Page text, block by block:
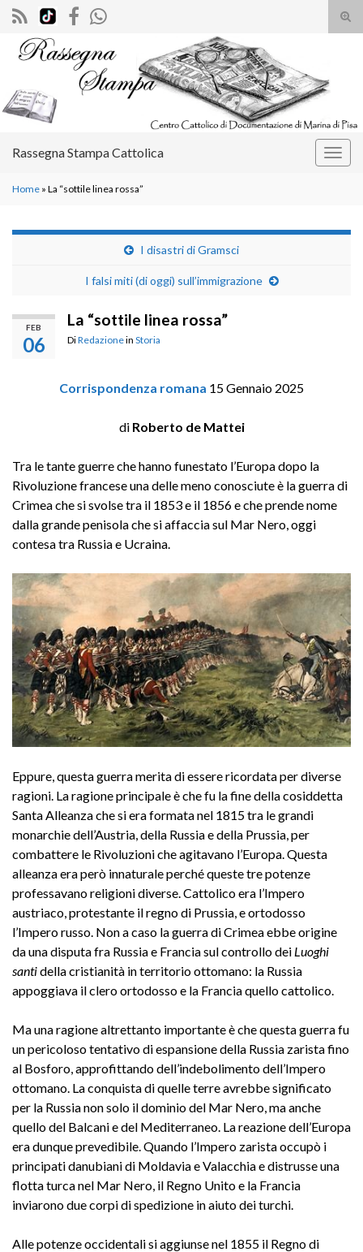
il
Search for:
Rassegna Stampa Cattolica
Home » La “sottile linea rossa”
I disastri di Gramsci
I falsi miti (di oggi) sull’immigrazione
FEB
06
La “sottile linea rossa”
DiRedazionein Storia
Corrispondenza romana 15 Gennaio 2025
di Roberto de Mattei
Tra le tante guerre che hanno funestato l’Europa dopo la
Rivoluzione francese una delle meno conosciute è la guerra di
Crimea che si svolse tra il 1853 e il 1856 e che prende nome
dalla grande penisola che si affaccia sul Mar Nero, oggi
contesa tra Russia e Ucraina.
Eppure, questa guerra merita di essere ricordata per diverse
ragioni. La ragione principale è che fu la fine della cosiddetta
Santa Alleanza che si era formata nel 1815 tra le grandi
monarchie dell’Austria, della Russia e della Prussia, per
combattere le Rivoluzioni che agitavano l’Europa. Questa
alleanza era però innaturale perché queste tre potenze
professavano religioni diverse. Cattolico era l’Impero
austriaco, protestante il regno di Prussia, e ortodosso
l’Impero russo. Non a caso la guerra di Crimea ebbe origine
da una disputa fra Russia e Francia sul controllo dei Luoghi
santidella cristianità in territorio ottomano: la Russia
appoggiava il clero ortodosso e la Francia quello cattolico.
Ma una ragione altrettanto importante è che questa guerra fu
un pericoloso tentativo di espansione della Russia zarista fino
al Bosforo, approfittando dell’indebolimento dell’Impero
ottomano. La conquista di quelle terre avrebbe significato
per la Russia non solo il dominio del Mar Nero, ma anche
quello del Balcani e del Mediterraneo. La reazione dell’Europa
era dunque prevedibile. Quando l’Impero zarista occupò i
principati danubiani di Moldavia e Valacchia e distrusse una
flotta turca nel Mar Nero, il Regno Unito e la Francia
inviarono due corpi di spedizione in aiuto dei turchi.
Alle potenze occidentali si aggiunse nel 1855 il Regno di